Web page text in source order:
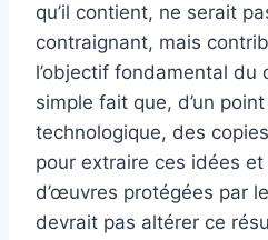
qu’il contient, ne serait
contraignant, mais
l’objectif fondamental du
simple fait que, d’un
technologique, des
pour extraire ces idées
d’œuvres protégées par
devrait pas altérer ce